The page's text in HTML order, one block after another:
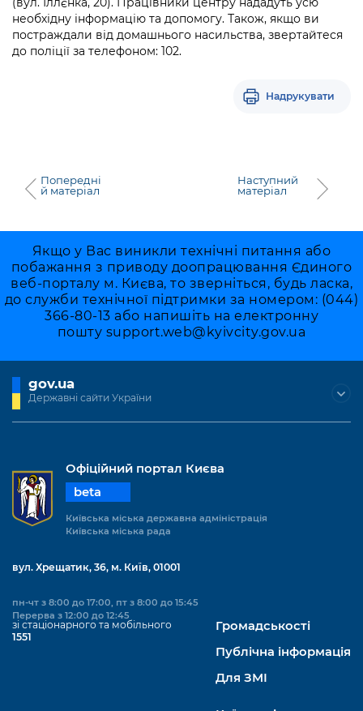
необхідну інформацію та допомогу. Також, якщо ви
постраждали від домашнього насильства, звертайтеся
до поліції за телефоном: 102.
Надрукувати
Попередні
й матеріал
Наступний
матеріал
Якщо у Вас виникли технічні питання або
побажання з приводу доопрацювання Єдиного
веб-порталу м. Києва, то зверніться, будь ласка,
до служби технічної підтримки за номером: (044)
366-80-13 або напишіть на електронну
пошту support.web@kyivcity.gov.ua
gov.ua
Державні сайти України
Офіційний портал Києва
beta
Київська міська державна адміністрація
Київська міська рада
вул. Хрещатик, 36, м. Київ, 01001
пн-чт з 8:00 до 17:00, пт з 8:00 до 15:45
Перерва з 12:00 до 12:45
зі стаціонарного та мобільного
1551
Громадськості
Публічна інформація
Для ЗМІ